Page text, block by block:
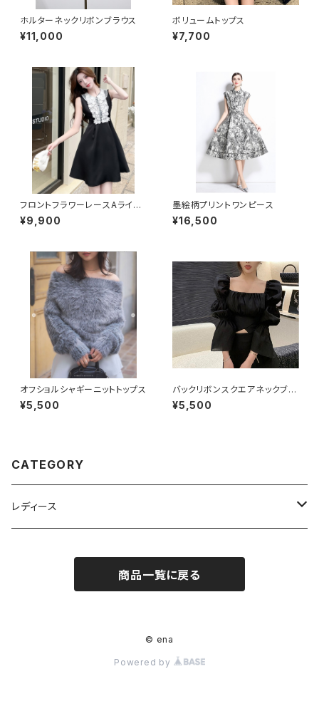
ホルターネックリボンブラウス
¥11,000
ボリュームトップス
¥7,700
フロントフラワーレースAライン
ワンピース
¥9,900
墨絵柄プリントワンピース
¥16,500
オフショルシャギーニットトップス
¥5,500
バックリボンスクエアネックブラ
ウス
¥5,500
CATEGORY
レディース
商品一覧に戻る
© ena
Powered by